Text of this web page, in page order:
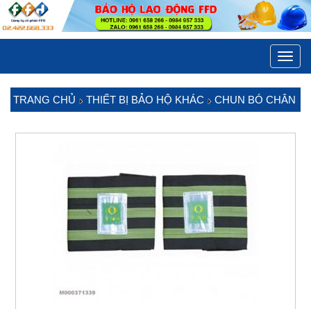
TRANG CHỦ THIẾT BỊ BẢO HỘ KHÁC CHUN BÓ CHÂN